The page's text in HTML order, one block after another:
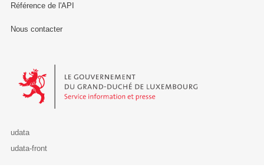
Référence de l'API
Nous contacter
Le Gouvernement du Grand-Duché de Luxembourg - Service
udata
udata-front